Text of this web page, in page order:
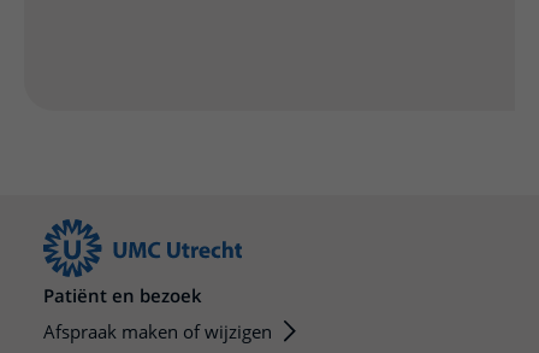
Patiënt en bezoek
Afspraak maken of wijzigen